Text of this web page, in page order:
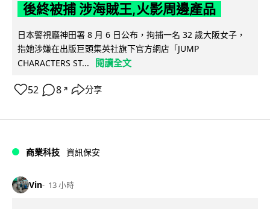
後終被捕 涉海賊王,火影周邊產品
日本警視廳神田署 8 月 6 日公布，拘捕一名 32 歲大阪女子，
指她涉嫌在出版巨頭集英社旗下官方網店「JUMP
CHARACTERS ST...
閱讀全文
52 8 ↗ 分享
商業科技 資訊保安
Vin 13 小時